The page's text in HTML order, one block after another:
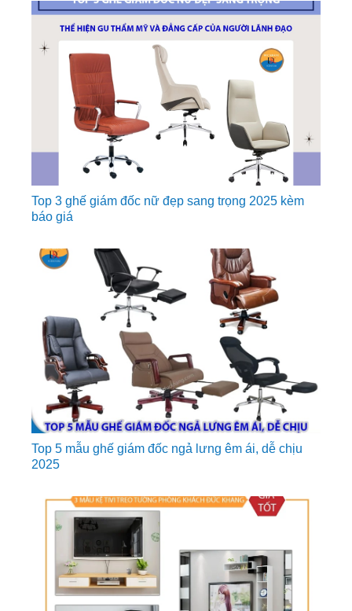
Top 3 ghế giám đốc nữ đẹp sang trọng 2025 kèm
báo giá
Top 5 mẫu ghế giám đốc ngả lưng êm ái, dễ chịu
2025